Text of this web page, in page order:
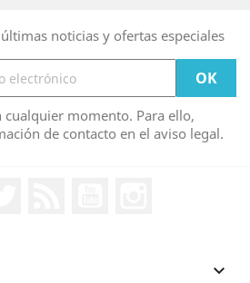
noticias y ofertas especiales
cualquier momento. Para ello,
de contacto en el aviso legal.
